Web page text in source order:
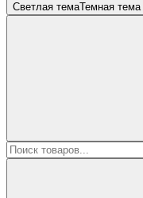
Светлая темаТемная тема